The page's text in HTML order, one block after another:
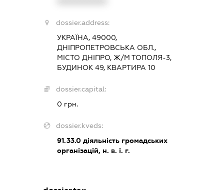
dossier.address:
УКРАЇНА, 49000,
ДНІПРОПЕТРОВСЬКА ОБЛ.,
МІСТО ДНІПРО, Ж/М ТОПОЛЯ-3,
БУДИНОК 49, КВАРТИРА 10
dossier.capital:
0 грн.
dossier.kveds:
91.33.0 діяльність громадських
організацій, н. в. і. г.